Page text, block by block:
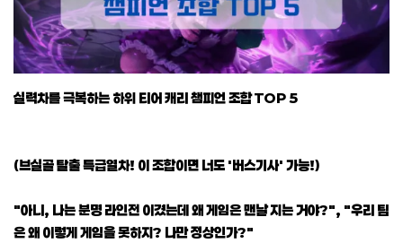
실력차를 극복하는 하위 티어 캐리 챔피언 조합 TOP 5
(브실골 탈출 특급열차! 이 조합이면 너도 '버스기사' 가능!)
"아니, 나는 분명 라인전 이겼는데 왜 게임은 맨날 지는 거야?", "우리 팀
은 왜 이렇게 게임을 못하지? 나만 정상인가?"